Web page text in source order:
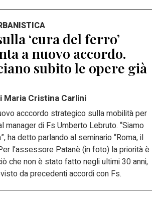
‘cura del ferro’
a nuovo accordo.
subito le opere già
Maria Cristina Carlini
acccordo strategico sulla mobilità per
manager di Fs Umberto Lebruto. “Siamo
ha detto parlando al seminario “Roma, il
l’assessore Patanè (in foto) la priorità è
che non è stato fatto negli ultimi 30 anni,
da precedenti accordi con Fs.